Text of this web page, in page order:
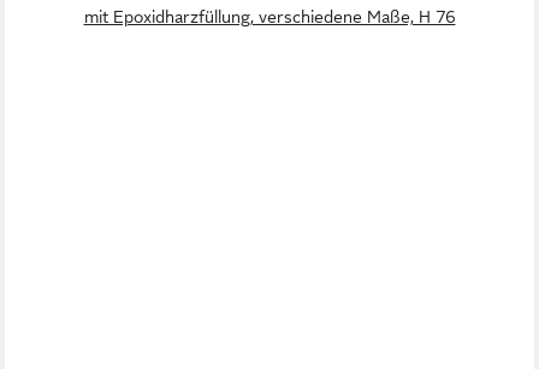
mit Epoxidharzfüllung, verschiedene Maße, H 76